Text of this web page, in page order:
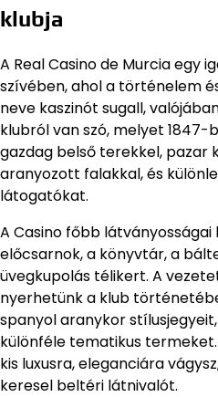
klubja
A Real Casino de Murcia egy
szívében, ahol a történelem
neve kaszinót sugall,
klubról van szó, melyet
gazdag belső terekkel, pazar
aranyozott falakkal, és
látogatókat.
A Casino főbb
előcsarnok, a könyvtár, a
üvegkupolás télikert. A
nyerhetünk a klub
spanyol aranykor
különféle tematikus
kis luxusra, eleganciára
keresel beltéri látnivalót.